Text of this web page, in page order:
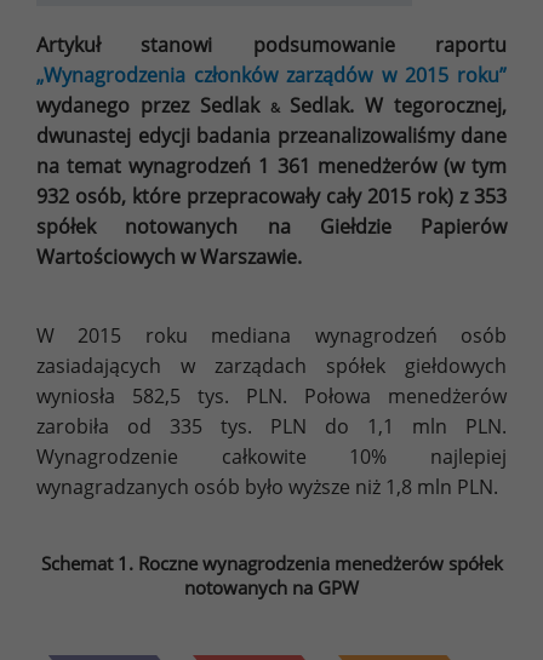
Artykuł stanowi podsumowanie raportu
„Wynagrodzenia członków zarządów w 2015 roku”
wydanego przez Sedlak &Sedlak. W tegorocznej,
dwunastej edycji badania przeanalizowaliśmy dane
na temat wynagrodzeń 1 361 menedżerów (w tym
932 osób, które przepracowały cały 2015 rok) z 353
spółek notowanych na Giełdzie Papierów
Wartościowych w Warszawie.
W 2015 roku mediana wynagrodzeń osób
zasiadających w zarządach spółek giełdowych
wyniosła 582,5 tys. PLN. Połowa menedżerów
zarobiła od 335 tys. PLN do 1,1 mln PLN.
Wynagrodzenie całkowite 10% najlepiej
wynagradzanych osób było wyższe niż 1,8 mln PLN.
Schemat 1. Roczne wynagrodzenia menedżerów spółek
notowanych na GPW